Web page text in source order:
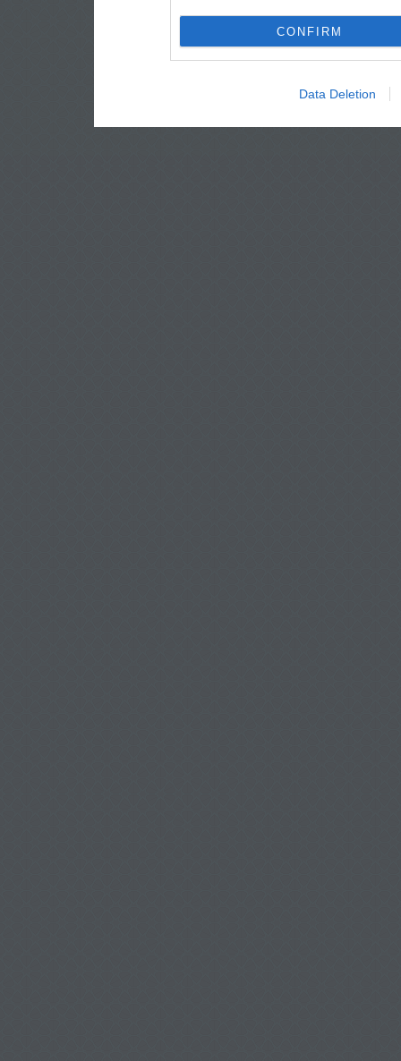
CONFIRM
Data Deletion